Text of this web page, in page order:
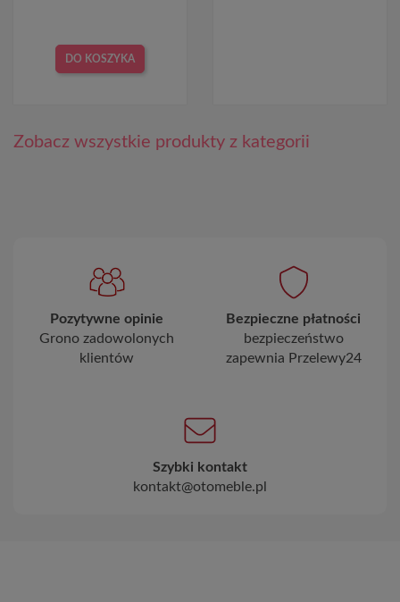
DO KOSZYKA
Zobacz wszystkie produkty z kategorii
Pozytywne opinie
Grono zadowolonych
klientów
Bezpieczne płatności
bezpieczeństwo
zapewnia Przelewy24
Szybki kontakt
kontakt@otomeble.pl